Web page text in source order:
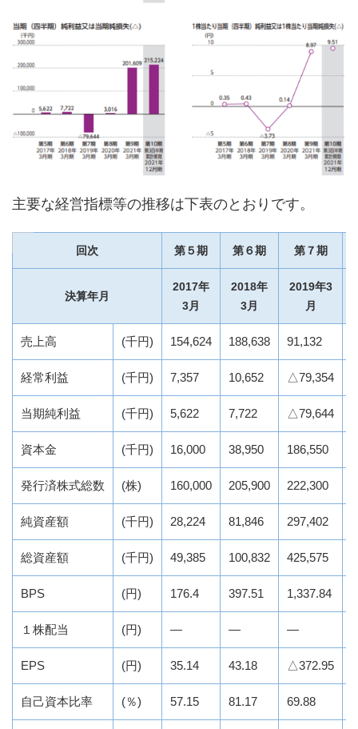
主要な経営指標等の推移は下表のとおりです。
回次 第５期 第６期 第７期
決算年月
2017年
3月
2018年
3月
2019年3
月
売上高 (千円) 154,624 188,638 91,132
経常利益 (千円) 7,357 10,652 △79,354
当期純利益 (千円) 5,622 7,722 △79,644
資本金 (千円) 16,000 38,950 186,550
発行済株式総数 (株) 160,000 205,900 222,300
純資産額 (千円) 28,224 81,846 297,402
総資産額 (千円) 49,385 100,832 425,575
BPS (円) 176.4 397.51 1,337.84
１株配当 (円) ― ― ―
EPS (円) 35.14 43.18 △372.95
自己資本比率 (％) 57.15 81.17 69.88